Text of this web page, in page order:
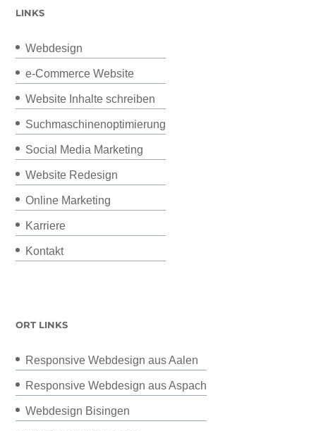
LINKS
Webdesign
e-Commerce Website
Website Inhalte schreiben
Suchmaschinenoptimierung
Social Media Marketing
Website Redesign
Online Marketing
Karriere
Kontakt
ORT LINKS
Responsive Webdesign aus Aalen
Responsive Webdesign aus Aspach
Webdesign Bisingen